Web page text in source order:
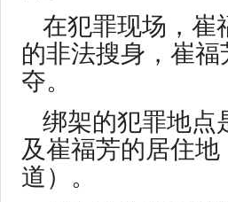
在犯罪现场，崔
的非法搜身，崔
夺。
绑架的犯罪地点
及崔福芳的居住
道）。